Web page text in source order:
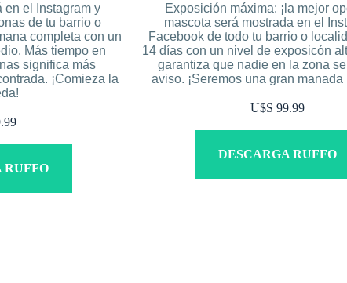
en el Instagram y
de tu barrio o
completa con un
Más tiempo en
significa más
¡Comieza la
RUFFO
Exposición máxima: ¡la mejor
mascota será mostrada en el
Facebook de todo tu barrio o
14 días con un nivel de exposicón
garantiza que nadie en la zona
aviso. ¡Seremos una gran manada
U$S 99.99
DESCARGA RUFFO